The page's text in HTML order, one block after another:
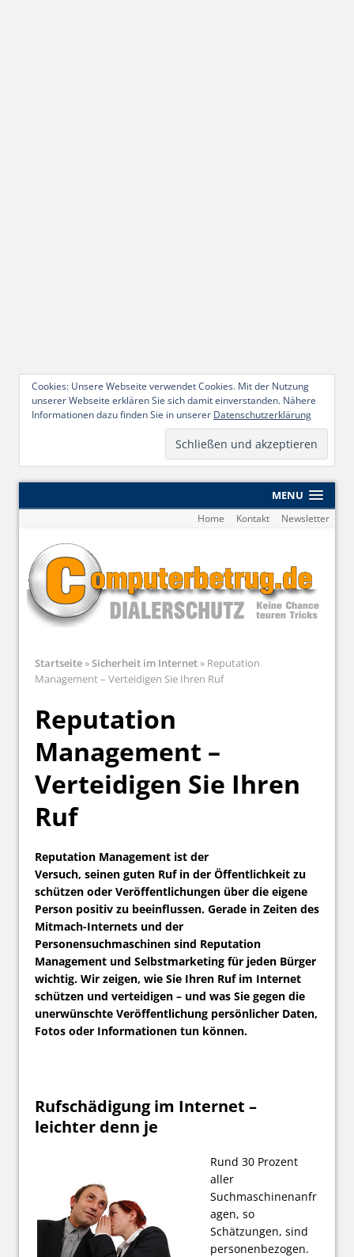
Cookies: Unsere Webseite verwendet Cookies. Mit der Nutzung
unserer Webseite erklären Sie sich damit einverstanden. Nähere
Informationen dazu finden Sie in unserer Datenschutzerklärung
MENU
Home Kontakt Newsletter
Startseite»Sicherheit im Internet» Reputation
Management – Verteidigen Sie Ihren Ruf
Reputation
Management –
Verteidigen Sie Ihren
Ruf
Reputation Management ist der
Versuch, seinen guten Ruf in der Öffentlichkeit zu
schützen oder Veröffentlichungen über die eigene
Person positiv zu beeinflussen. Gerade in Zeiten des
Mitmach-Internets und der
Personensuchmaschinen sind Reputation
Management und Selbstmarketing für jeden Bürger
wichtig. Wir zeigen, wie Sie Ihren Ruf im Internet
schützen und verteidigen – und was Sie gegen die
unerwünschte Veröffentlichung persönlicher Daten,
Fotos oder Informationen tun können.
Rufschädigung im Internet –
leichter denn je
Rund 30 Prozent
aller
Suchmaschinenanfr
agen, so
Schätzungen, sind
personenbezogen.